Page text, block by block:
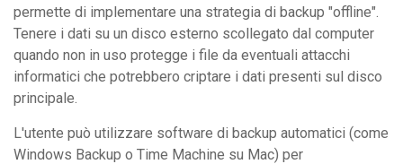
permette di implementare una strategia di backup "offline".
Tenere i dati su un disco esterno scollegato dal computer
quando non in uso protegge i file da eventuali attacchi
informatici che potrebbero criptare i dati presenti sul disco
principale.
L'utente può utilizzare software di backup automatici (come
Windows Backup o Time Machine su Mac) per